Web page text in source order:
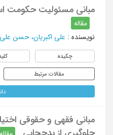
مبانی مسئولیت حکومت
مقاله
نویسنده : علی اکبریان، حسن علی
چکیده
مقالات مرتبط
مبانی فقهی و حقوقی
جلوگیری از بدحجابی
مقاله